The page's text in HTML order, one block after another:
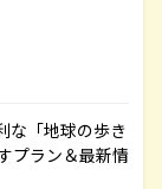
な「地球の歩き
プラン＆最新情